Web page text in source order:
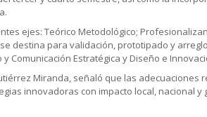
ejes: Teórico Metodológico;
destina para validación, prototipado y
Comunicación Estratégica y Diseño e
Miranda, señaló que las
innovadoras con impacto local, nacional y